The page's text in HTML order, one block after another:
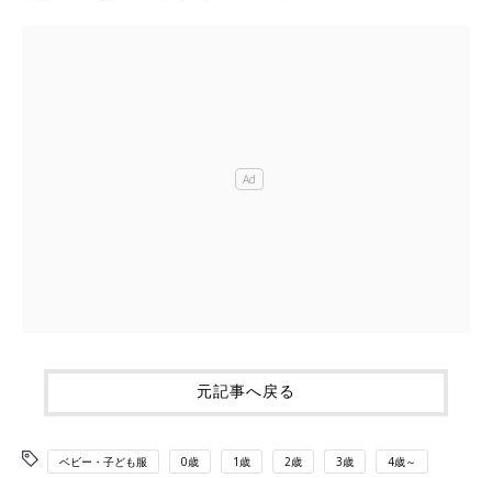
元記事へ戻る
ベビー・子ども服 0歳 1歳 2歳 3歳 4歳～